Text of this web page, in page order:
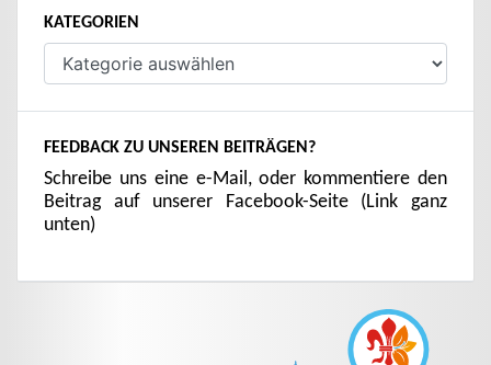
KATEGORIEN
FEEDBACK ZU UNSEREN BEITRÄGEN?
Schreibe uns eine e-Mail, oder kommentiere den
Beitrag auf unserer Facebook-Seite (Link ganz
unten)